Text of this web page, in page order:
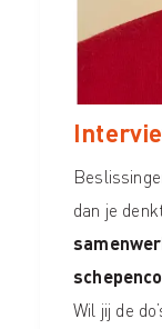
dan je
Wil jij de